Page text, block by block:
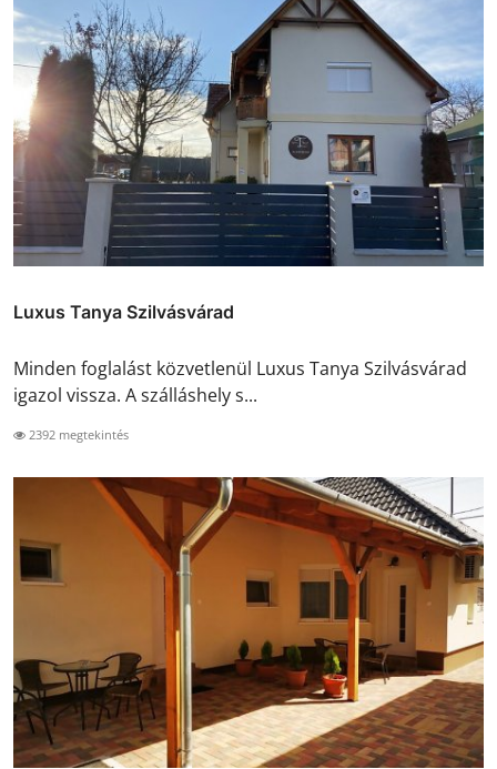
Luxus Tanya Szilvásvárad
Minden foglalást közvetlenül Luxus Tanya Szilvásvárad
igazol vissza. A szálláshely s...
2392 megtekintés